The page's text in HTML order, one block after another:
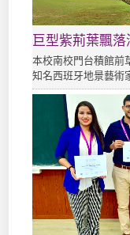
巨型紫荊葉飄
本校南校門台積館前
知名西班牙地景藝